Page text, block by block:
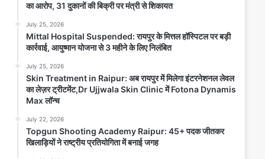
CG Cabinet Decisions: छत्तीसगढ़
कैबिनेट के बड़े फैसले, AI मिशन से लेकर
का आरोप, 31 दुकानों की बिक्री पर मंत्री से शिकायत
July 25, 2026
Mittal Hospital Suspended: रायपुर के मित्तल हॉस्पिटल पर बड़ी
कार्रवाई, आयुष्मान योजना से 3 महीने के लिए निलंबित
July 25, 2026
Skin Treatment in Raipur: अब रायपुर में मिलेगा इंटरनेशनल लेवल
का लेज़र ट्रीटमेंट,Dr Ujjwala Skin Clinic में Fotona Dynamis
Max लॉन्च
July 22, 2026
Topgun Shooting Academy Raipur: 45+ पदक जीतकर
खिलाड़ियों ने राष्ट्रीय प्रतियोगिता में बनाई जगह